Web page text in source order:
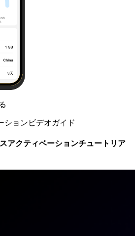
ションビデオガイド
アクティベーションチュートリア